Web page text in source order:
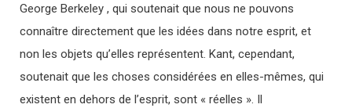
George Berkeley , qui soutenait que nous ne pouvons
connaître directement que les idées dans notre esprit, et
non les objets qu’elles représentent. Kant, cependant,
soutenait que les choses considérées en elles-mêmes, qui
existent en dehors de l’esprit, sont « réelles ». Il